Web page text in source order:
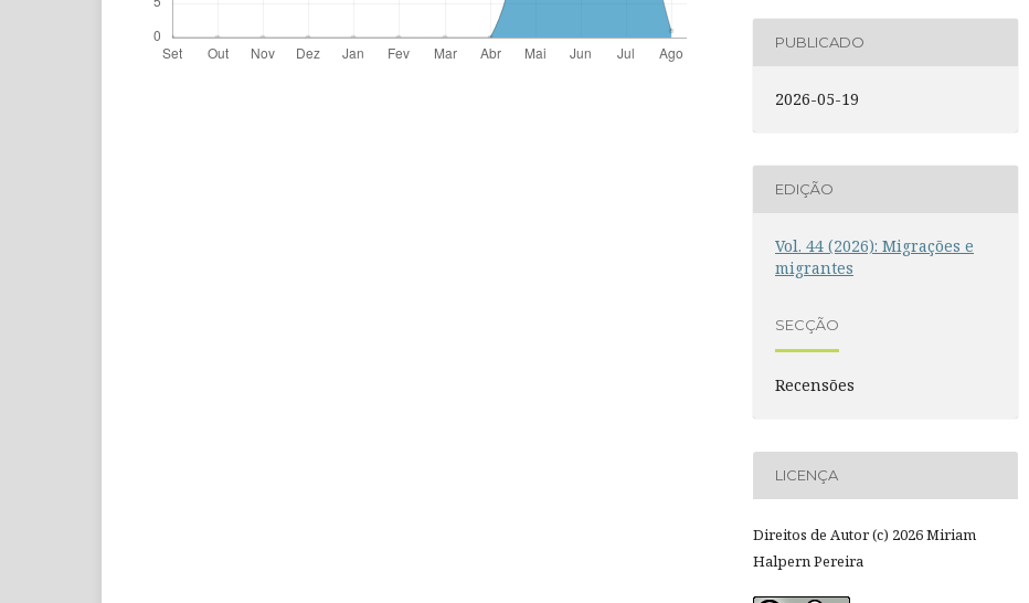
PUBLICADO
2026-05-19
EDIÇÃO
Vol. 44 (2026): Migrações e
migrantes
SECÇÃO
Recensões
LICENÇA
Direitos de Autor (c) 2026 Miriam
Halpern Pereira